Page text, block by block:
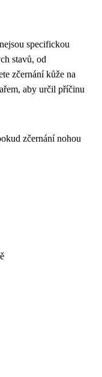
specifickou
stavů, od
zčernání kůže na
aby určil příčinu
zčernání nohou